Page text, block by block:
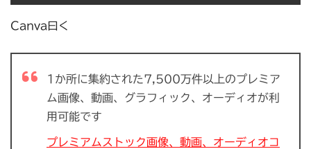
Canva曰く
1か所に集約された7,500万件以上のプレミア
ム画像、動画、グラフィック、オーディオが利
用可能です
プレミアムストック画像、動画、オーディオコ